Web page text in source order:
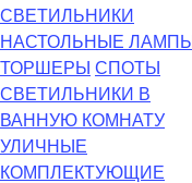
СВЕТИЛЬНИКИ
НАСТОЛЬНЫЕ ЛАМПЫ
ТОРШЕРЫ СПОТЫ
СВЕТИЛЬНИКИ В
ВАННУЮ КОМНАТУ
УЛИЧНЫЕ
КОМПЛЕКТУЮЩИЕ